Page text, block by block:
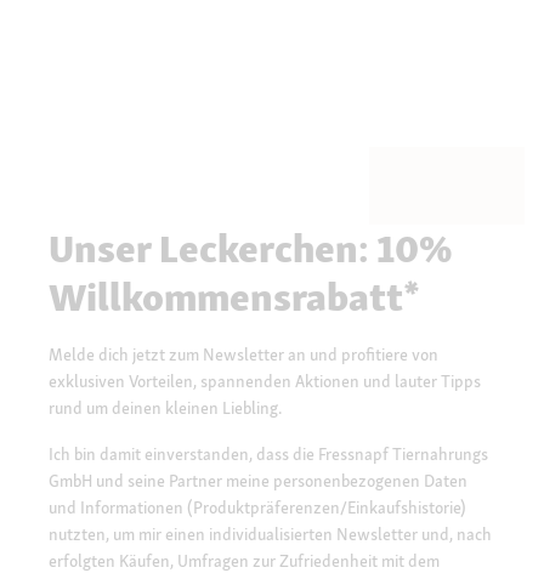
Unser Leckerchen: 10%
Willkommensrabatt*
Melde dich jetzt zum Newsletter an und profitiere von
exklusiven Vorteilen, spannenden Aktionen und lauter Tipps
rund um deinen kleinen Liebling.
Ich bin damit einverstanden, dass die Fressnapf Tiernahrungs
GmbH und seine Partner meine personenbezogenen Daten
und Informationen (Produktpräferenzen/Einkaufshistorie)
nutzten, um mir einen individualisierten Newsletter und, nach
erfolgten Käufen, Umfragen zur Zufriedenheit mit dem